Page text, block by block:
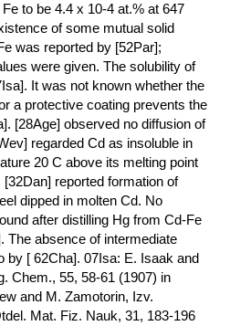
to be 4.4 x 10-4 at.% at 647
of some mutual solid
was reported by [52Par];
were given. The solubility of
It was not known whether the
a protective coating prevents the
[28Age] observed no diffusion of
regarded Cd as insoluble in
20 C above its melting point
reported formation of
dipped in molten Cd. No
after distilling Hg from Cd-Fe
The absence of intermediate
by [ 62Cha]. 07Isa: E. Isaak and
Chem., 55, 58-61 (1907) in
and M. Zamotorin, Izv.
Mat. Fiz. Nauk, 31, 183-196